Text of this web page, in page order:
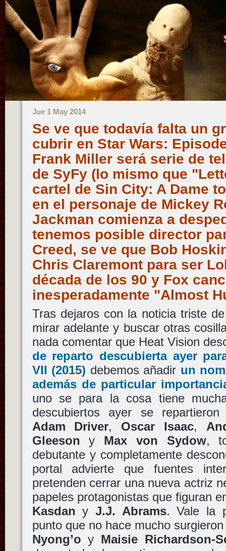
Jue 1 May 2014
Se ve que todavía falta un
cubrir en Star Wars:
Frank Miller será serie de
de SyFy (lo mismo que
cartel de Sin City: A Dame
en el personaje de Mickey
Jackman comienza a
tenemos posible director
Creed, se ve que Bob
Chris Claremont para ser
década de los 90 y Fox
inesperadamente "Almost
Tras dejaros con la noticia triste
mirar adelante y buscar otras
nada comentar que Heat Vision
de reparto descubierta ayer
VII (2015) debemos añadir un
además de particular
uno se para la cosa tiene
descubiertos ayer se
Adam Driver, Oscar Isaac,
Gleeson y Max von Sydow,
debutante y completamente
portal advierte que fuentes
pretenden cerrar una nueva actriz
papeles protagonistas que figuran
Kasdan y J.J. Abrams. Vale la
punto que no hace mucho
Nyong’o y Maisie Richardson-